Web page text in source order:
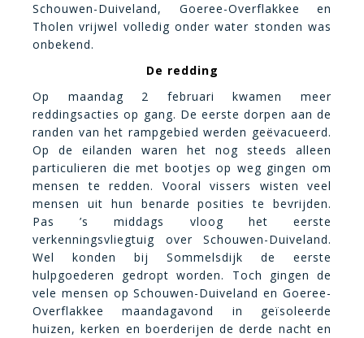
Schouwen-Duiveland, Goeree-Overflakkee en
Tholen vrijwel volledig onder water stonden was
onbekend.
De redding
Op maandag 2 februari kwamen meer
reddingsacties op gang. De eerste dorpen aan de
randen van het rampgebied werden geëvacueerd.
Op de eilanden waren het nog steeds alleen
particulieren die met bootjes op weg gingen om
mensen te redden. Vooral vissers wisten veel
mensen uit hun benarde posities te bevrijden.
Pas ’s middags vloog het eerste
verkenningsvliegtuig over Schouwen-Duiveland.
Wel konden bij Sommelsdijk de eerste
hulpgoederen gedropt worden. Toch gingen de
vele mensen op Schouwen-Duiveland en Goeree-
Overflakkee maandagavond in geïsoleerde
huizen, kerken en boerderijen de derde nacht en